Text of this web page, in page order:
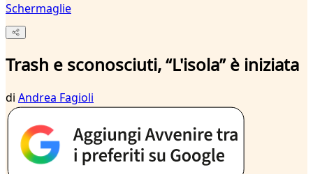
Schermaglie
Trash e sconosciuti, “L'isola” è iniziata
di Andrea Fagioli